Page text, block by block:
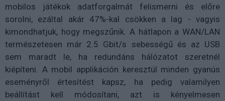
mobilos játékok adatforgalmát felismerni és előre
sorolni, ezáltal akár 47%-kal csökken a lag - vagyis
kimondhatjuk, hogy megszűnik. A hátlapon a WAN/LAN
természetesen már 2.5 Gbit/s sebességű és az USB
sem maradt le, ha redundáns hálózatot szeretnél
kiépíteni. A mobil applikáción keresztül minden gyanús
eseményről értesítést kapsz, ha pedig valamilyen
beállítást kell módosítani, azt is kényelmesen